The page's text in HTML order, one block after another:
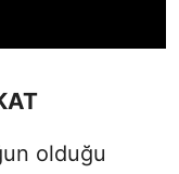
olduğu